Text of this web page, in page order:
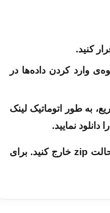
کنید.
وارد کردن داده‌ها در
به طور اتوماتیک لینک
نمایید.
فایل به صورت zip می باشد. لذا بعد از دانلود با نرم افزار winrar فایل را از حالت zip خارج کنید. برای